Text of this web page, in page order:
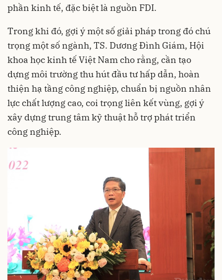
phần kinh tế, đặc biệt là nguồn FDI.
Trong khi đó, gợi ý một số giải pháp trong đó chú
trọng một số ngành, TS. Dương Đình Giám, Hội
khoa học kinh tế Việt Nam cho rằng, cần tạo
dựng môi trường thu hút đầu tư hấp dẫn, hoàn
thiện hạ tầng công nghiệp, chuẩn bị nguồn nhân
lực chất lượng cao, coi trọng liên kết vùng, gợi ý
xây dựng trung tâm kỹ thuật hỗ trợ phát triển
công nghiệp.